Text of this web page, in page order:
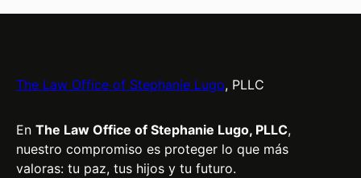
hacer
The Law Office of Stephanie Lugo, PLLC
En The Law Office of Stephanie Lugo, PLLC,
nuestro compromiso es proteger lo que más
valoras: tu paz, tus hijos y tu futuro.